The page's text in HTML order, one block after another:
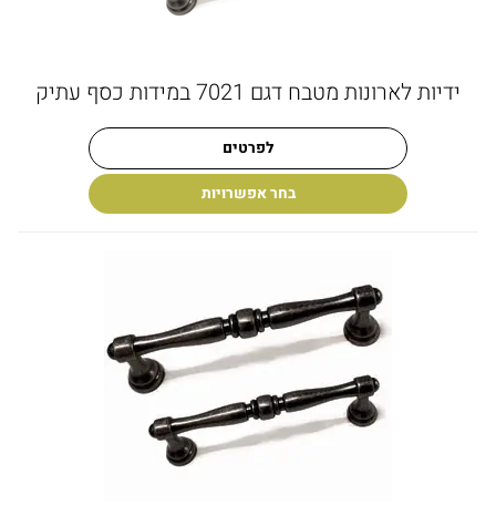
ידיות לארונות מטבח דגם 7021 במידות כסף עתיק
לפרטים
בחר אפשרויות